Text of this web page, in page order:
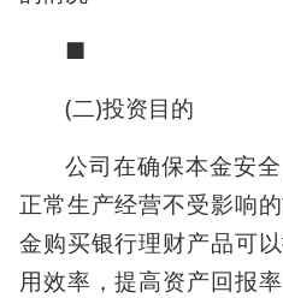
■
(二)投资目的
公司在确保本金安
正常生产经营不受影响
金购买银行理财产品可
用效率，提高资产回报